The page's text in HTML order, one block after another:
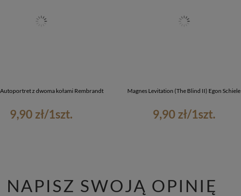
z dwoma kołami Rembrandt
9,90 zł/1szt.
Magnes Levitation (The Blind II) Egon Schiele
9,90 zł/1szt.
NAPISZ SWOJĄ OPINIĘ